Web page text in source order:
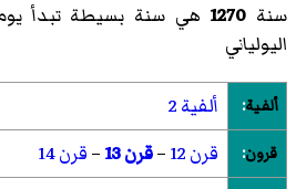
سنة 1270 هي سنة بسيطة تبدأ
اليولياني
ألفية: ألفية 2
قرون: قرن 12 –قرن 13 –قرن 14